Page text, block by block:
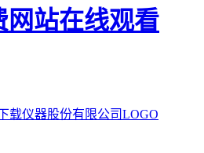
网站在线观看